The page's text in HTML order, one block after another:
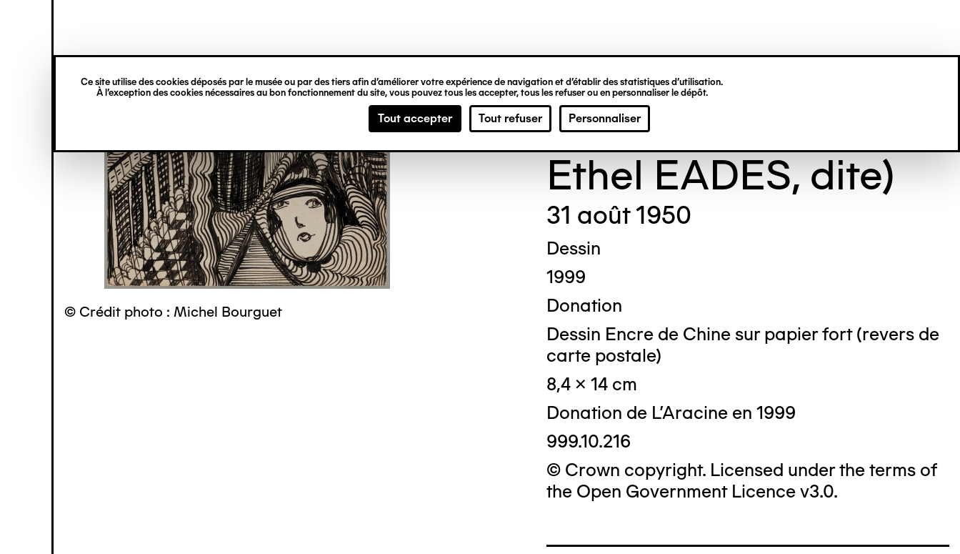
Ce site utilise des cookies déposés par le musée ou par des tiers afin d’améliorer votre expérience de navigation et d’établir des statistiques d’utilisation.
À l’exception des cookies nécessaires au bon fonctionnement du site, vous pouvez tous les accepter, tous les refuser ou en personnaliser le dépôt.
Tout accepter Tout refuser Personnaliser
principal
verticale
© Crédit photo : Michel Bourguet
Madge GILL (Maude
Ethel EADES, dite)
31 août 1950
Dessin
1999
Donation
Dessin Encre de Chine sur papier fort (revers de
carte postale)
8,4 x 14 cm
Donation de L'Aracine en 1999
999.10.216
© Crown copyright. Licensed under the terms of
the Open Government Licence v3.0.